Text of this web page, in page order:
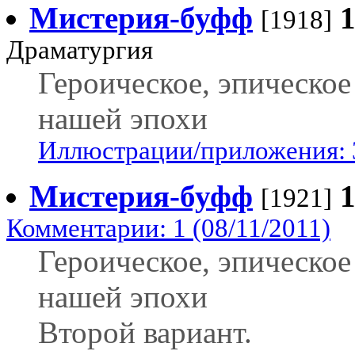
Мистерия-буфф [1918]
Драматургия
Героическое,
нашей эпохи
Иллюстрации/приложения:
Мистерия-буфф [1921]
Комментарии: 1 (08/11/2011)
Героическое,
нашей эпохи
Второй вариант.